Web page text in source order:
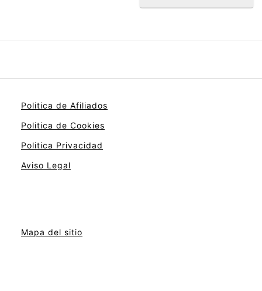
Politica de Afiliados
Politica de Cookies
Politica Privacidad
Aviso Legal
Mapa del sitio